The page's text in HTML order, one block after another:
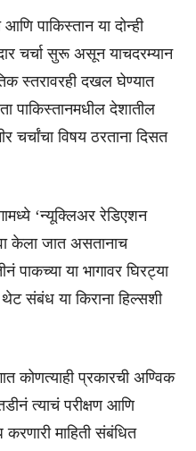
पाकिस्तान या दोन्ही
चर्चा सुरू असून याचदरम्यान
स्तरावरही दखल घेण्यात
पाकिस्तानमधील देशातील
चर्चांचा विषय ठरताना दिसत
‘न्यूक्लिअर रेडिएशन
केला जात असतानाच
पाकच्या या भागावर घिरट्या
थेट संबंध या किराना हिल्सशी
कोणत्याही प्रकारची अण्विक
त्याचं परीक्षण आणि
माहिती संबंधित